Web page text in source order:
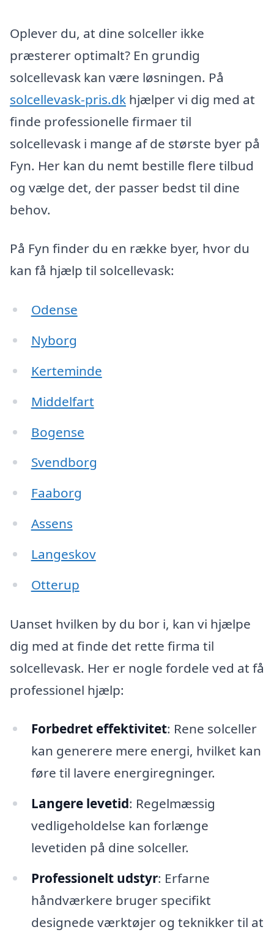
Oplever du, at dine solceller ikke
præsterer optimalt? En grundig
solcellevask kan være løsningen. På
solcellevask-pris.dk hjælper vi dig med at
finde professionelle firmaer til
solcellevask i mange af de største byer på
Fyn. Her kan du nemt bestille flere tilbud
og vælge det, der passer bedst til dine
behov.
På Fyn finder du en række byer, hvor du
kan få hjælp til solcellevask:
Odense
Nyborg
Kerteminde
Middelfart
Bogense
Svendborg
Faaborg
Assens
Langeskov
Otterup
Uanset hvilken by du bor i, kan vi hjælpe
dig med at finde det rette firma til
solcellevask. Her er nogle fordele ved at få
professionel hjælp:
Forbedret effektivitet: Rene solceller
kan generere mere energi, hvilket kan
føre til lavere energiregninger.
Langere levetid: Regelmæssig
vedligeholdelse kan forlænge
levetiden på dine solceller.
Professionelt udstyr: Erfarne
håndværkere bruger specifikt
designede værktøjer og teknikker til at